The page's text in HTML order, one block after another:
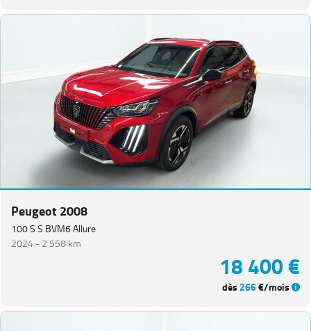
Peugeot 2008
100 S S BVM6 Allure
2024 -2 558 km
18 400 €
dès 266€/mois